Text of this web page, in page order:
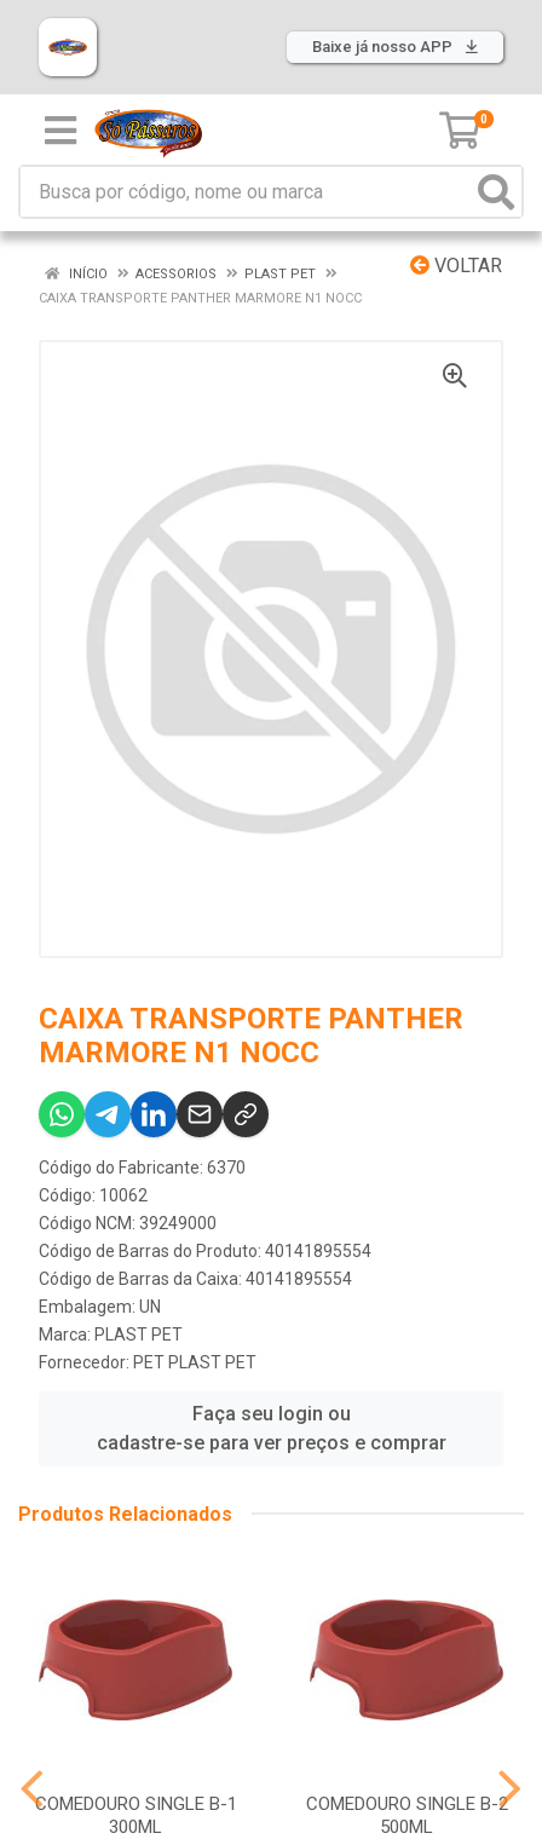
Baixe já nosso APP
0
VOLTAR
INÍCIO ACESSORIOS
PLAST PET
CAIXA TRANSPORTE PANTHER MARMORE N1 NOCC
CAIXA TRANSPORTE PANTHER
MARMORE N1 NOCC
Código do Fabricante: 6370
Código: 10062
Código NCM: 39249000
Código de Barras do Produto: 40141895554
Código de Barras da Caixa: 40141895554
Embalagem: UN
Marca: PLAST PET
Fornecedor: PET PLAST PET
Faça seu login ou
cadastre-se para ver preços e comprar
Produtos Relacionados
COMEDOURO SINGLE B-1
300ML
COMEDOURO SINGLE B-2
500ML